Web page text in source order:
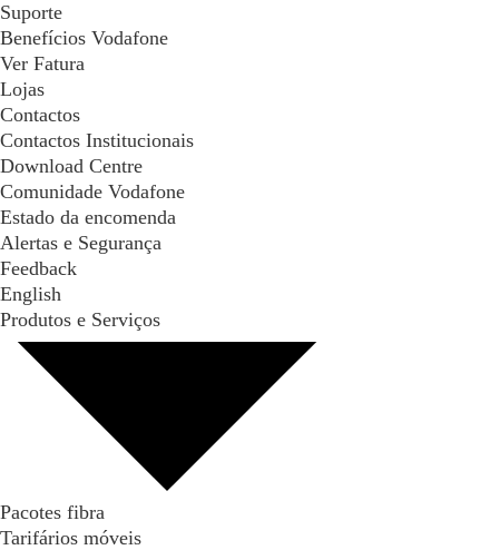
Suporte
Benefícios Vodafone
Ver Fatura
Lojas
Contactos
Contactos Institucionais
Download Centre
Comunidade Vodafone
Estado da encomenda
Alertas e Segurança
Feedback
English
Produtos e Serviços
Pacotes fibra
Tarifários móveis